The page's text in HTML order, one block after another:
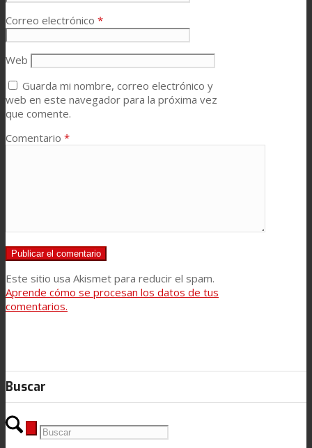
Correo electrónico *
Web
Guarda mi nombre, correo electrónico y
web en este navegador para la próxima vez
que comente.
Comentario *
Este sitio usa Akismet para reducir el spam.
Aprende cómo se procesan los datos de tus
comentarios.
Buscar